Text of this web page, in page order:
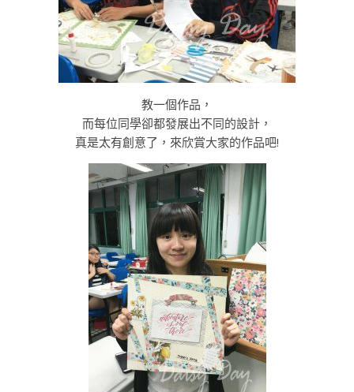
教一個作品，
而每位同學卻都發展出不同的設計，
真是太有創意了，來欣賞大家的作品吧!